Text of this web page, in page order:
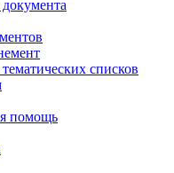
списков
помощь